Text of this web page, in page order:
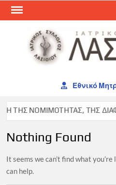
Skip
Εθνικό
ΤΗΣ ΝΟΜΙΜΟΤΗΤΑΣ, ΤΗΣ
Nothing Found
It seems we can’t find what
can help.